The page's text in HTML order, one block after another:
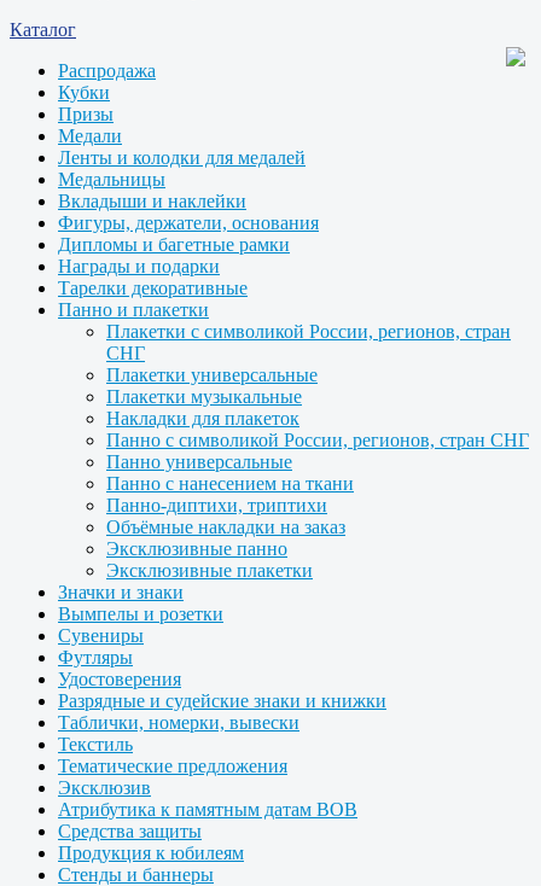
Каталог
Распродажа
Кубки
Призы
Медали
Ленты и колодки для медалей
Медальницы
Вкладыши и наклейки
Фигуры, держатели, основания
Дипломы и багетные рамки
Награды и подарки
Тарелки декоративные
Панно и плакетки
Плакетки с символикой России, регионов, стран
СНГ
Плакетки универсальные
Плакетки музыкальные
Накладки для плакеток
Панно с символикой России, регионов, стран СНГ
Панно универсальные
Панно с нанесением на ткани
Панно-диптихи, триптихи
Объёмные накладки на заказ
Эксклюзивные панно
Эксклюзивные плакетки
Значки и знаки
Вымпелы и розетки
Сувениры
Футляры
Удостоверения
Разрядные и судейские знаки и книжки
Таблички, номерки, вывески
Текстиль
Тематические предложения
Эксклюзив
Атрибутика к памятным датам ВОВ
Средства защиты
Продукция к юбилеям
Стенды и баннеры